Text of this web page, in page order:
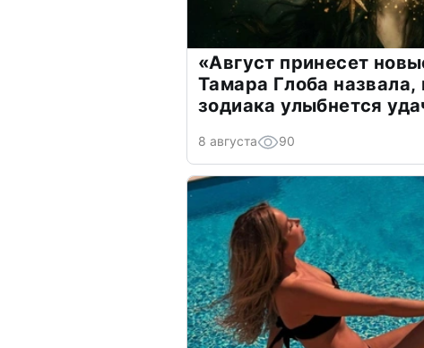
«Август принесет
Тамара Глоба назвала,
зодиака улыбнется
8 августа 90